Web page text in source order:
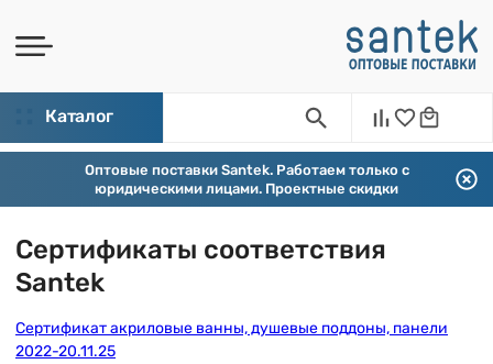
Каталог
Оптовые поставки Santek. Работаем только с
юридическими лицами. Проектные скидки
Сертификаты соответствия
Santek
Сертификат акриловые ванны, душевые поддоны, панели
2022-20.11.25